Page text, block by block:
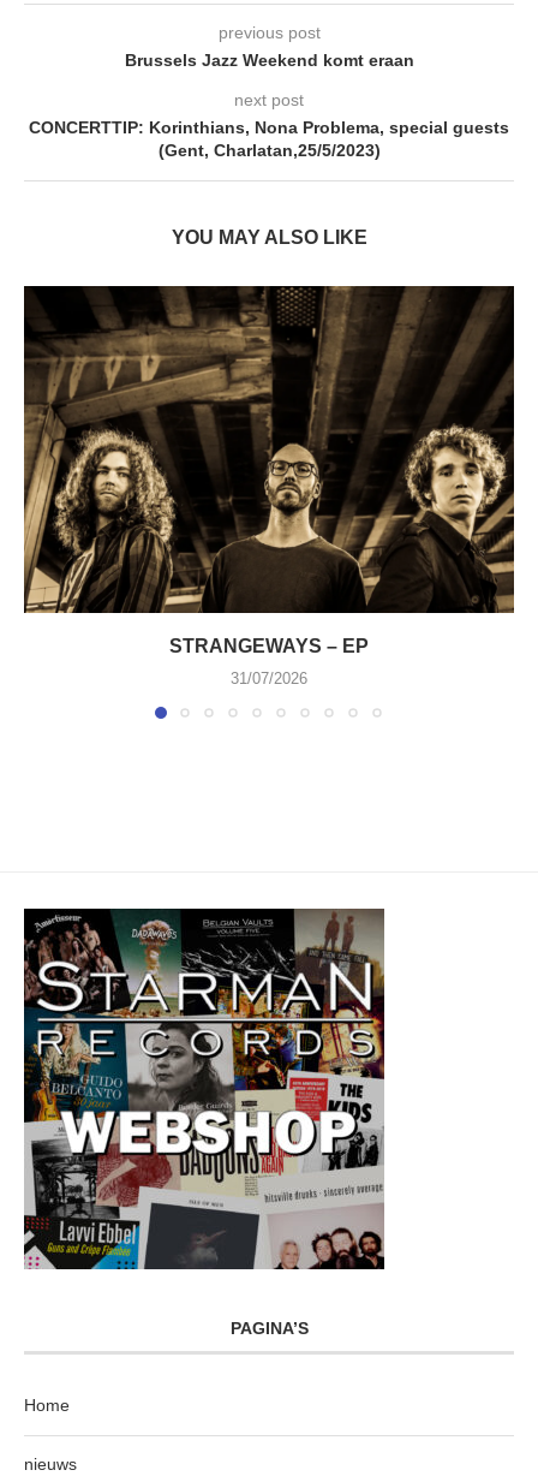
previous post
Brussels Jazz Weekend komt eraan
next post
CONCERTTIP: Korinthians, Nona Problema, special guests
(Gent, Charlatan,25/5/2023)
YOU MAY ALSO LIKE
STRANGEWAYS – EP
31/07/2026
PAGINA’S
Home
nieuws